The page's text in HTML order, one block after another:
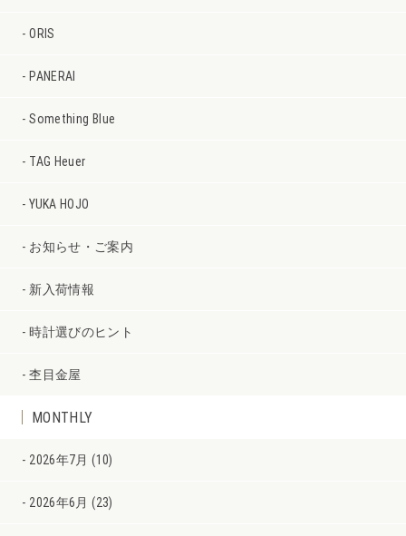
ORIS
PANERAI
Something Blue
TAG Heuer
YUKA HOJO
お知らせ・ご案内
新入荷情報
時計選びのヒント
杢目金屋
MONTHLY
2026年7月 (10)
2026年6月 (23)